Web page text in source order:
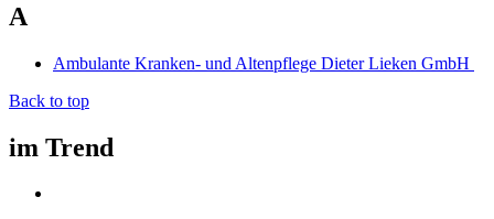
A
Ambulante Kranken- und Altenpflege Dieter Lieken GmbH
Back to top
im Trend